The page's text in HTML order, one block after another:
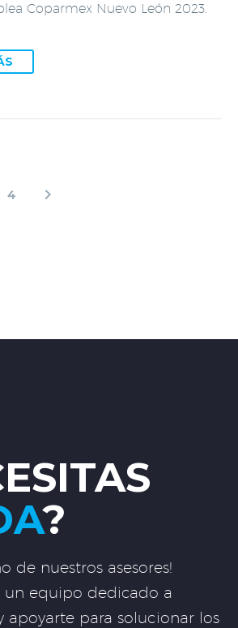
Coparmex Nuevo León 2023.
4
?
de nuestros asesores!
un equipo dedicado a
apoyarte para solucionar los